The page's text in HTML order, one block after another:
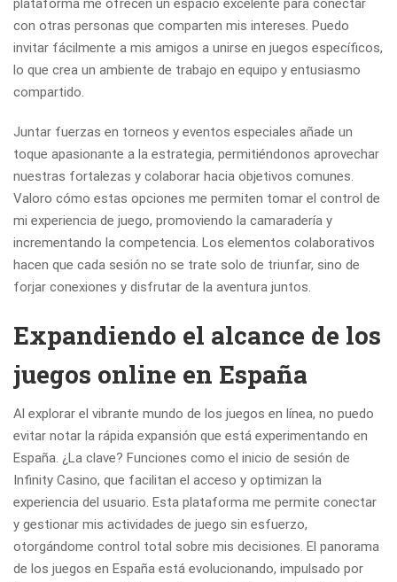
plataforma me ofrecen un espacio excelente para conectar
con otras personas que comparten mis intereses. Puedo
invitar fácilmente a mis amigos a unirse en juegos específicos,
lo que crea un ambiente de trabajo en equipo y entusiasmo
compartido.
Juntar fuerzas en torneos y eventos especiales añade un
toque apasionante a la estrategia, permitiéndonos aprovechar
nuestras fortalezas y colaborar hacia objetivos comunes.
Valoro cómo estas opciones me permiten tomar el control de
mi experiencia de juego, promoviendo la camaradería y
incrementando la competencia. Los elementos colaborativos
hacen que cada sesión no se trate solo de triunfar, sino de
forjar conexiones y disfrutar de la aventura juntos.
Expandiendo el alcance de los
juegos online en España
Al explorar el vibrante mundo de los juegos en línea, no puedo
evitar notar la rápida expansión que está experimentando en
España. ¿La clave? Funciones como el inicio de sesión de
Infinity Casino, que facilitan el acceso y optimizan la
experiencia del usuario. Esta plataforma me permite conectar
y gestionar mis actividades de juego sin esfuerzo,
otorgándome control total sobre mis decisiones. El panorama
de los juegos en España está evolucionando, impulsado por